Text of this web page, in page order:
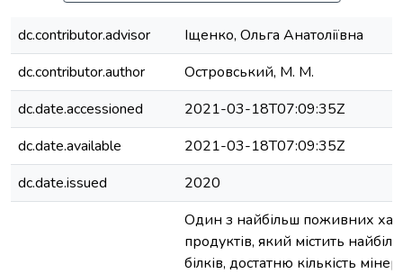
dc.contributor.advisor
Іщенко, Ольга Анатоліївна
dc.contributor.author
Островський, М. М.
dc.date.accessioned
2021-03-18T07:09:35Z
dc.date.available
2021-03-18T07:09:35Z
dc.date.issued
2020
Один з найбільш поживних
продуктів, який містить
білків, достатню кількість